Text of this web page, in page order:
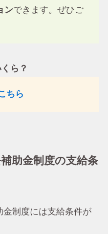
ンできます。ぜひご
ら？
ちら
助金制度の支給条
金制度には支給条件が